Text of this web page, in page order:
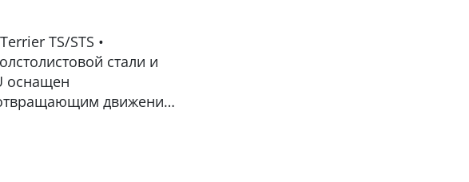
TS/STS •
стали и
оснащен
движение
о